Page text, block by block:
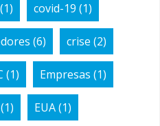
(1) covid-19 (1)
(6) crise (2)
(1) Empresas (1)
(1) EUA(1)